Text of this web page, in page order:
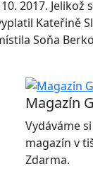
2017.
Kateřině
Soňa
Magazín
Vydáváme
magazín v
Zdarma.